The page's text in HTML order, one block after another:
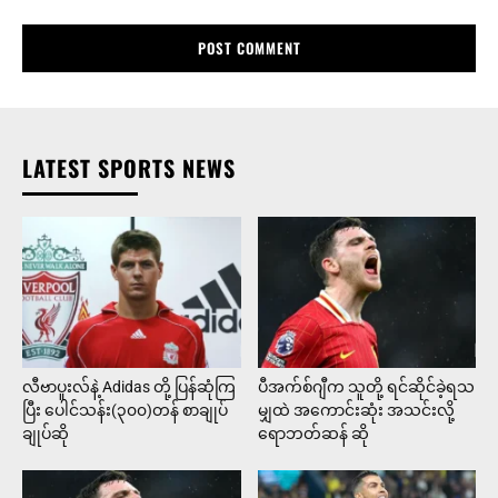
LATEST SPORTS NEWS
လီဗာပူးလ်နဲ့ Adidas တို့ ပြန်ဆုံကြ
ပြီး ပေါင်သန်း(၃၀၀)တန် စာချုပ်
ချုပ်ဆို
ပီအက်စ်ဂျီက သူတို့ ရင်ဆိုင်ခဲ့ရသ
မျှထဲ အကောင်းဆုံး အသင်းလို့
ရောဘတ်ဆန် ဆို